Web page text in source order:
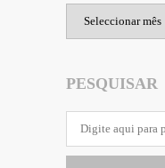
PESQUISAR